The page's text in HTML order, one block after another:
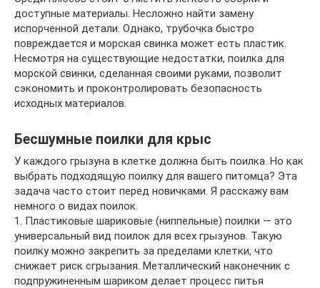
доступные материалы. Несложно найти замену
испорченной детали. Однако, трубочка быстро
повреждается и морская свинка может есть пластик.
Несмотря на существующие недостатки, поилка для
морской свинки, сделанная своими руками, позволит
сэкономить и проконтролировать безопасность
исходных материалов.
Бесшумные поилки для крыс
У каждого грызуна в клетке должна быть поилка. Но как
выбрать подходящую поилку для вашего питомца? Эта
задача часто стоит перед новичками. Я расскажу вам
немного о видах поилок.
1. Пластиковые шариковые (ниппельные) поилки — это
универсальный вид поилок для всех грызунов. Такую
поилку можно закрепить за пределами клетки, что
снижает риск сгрызания. Металлический наконечник с
подпружиненным шариком делает процесс питья